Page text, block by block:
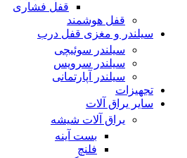
قفل فشاری
قفل هوشمند
سیلندر و مغزی قفل درب
سیلندر سوئیچی
سیلندر سرویس
سیلندر آپارتمانی
تجهیزات
سایر یراق آلات
یراق آلات شیشه
بست آینه
فلنچ